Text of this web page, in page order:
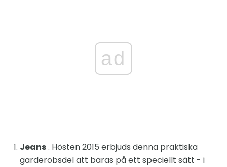
ad
Jeans. Hösten 2015 erbjuds denna praktiska
garderobsdel att bäras på ett speciellt sätt - i